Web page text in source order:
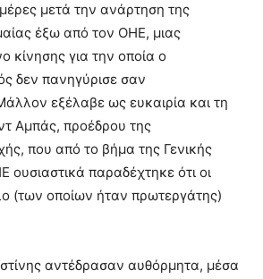
μετά την ανάρτηση της
έξω από τον ΟΗΕ, μιας
κίνησης για την οποία ο
δεν πανηγύρισε σαν
εξέλαβε ως ευκαιρία και τη
Αμπάς, προέδρου της
που από το βήμα της Γενικής
ουσιαστικά παραδέχτηκε ότι οι
(των οποίων ήταν πρωτεργάτης)
αντέδρασαν αυθόρμητα, μέσα